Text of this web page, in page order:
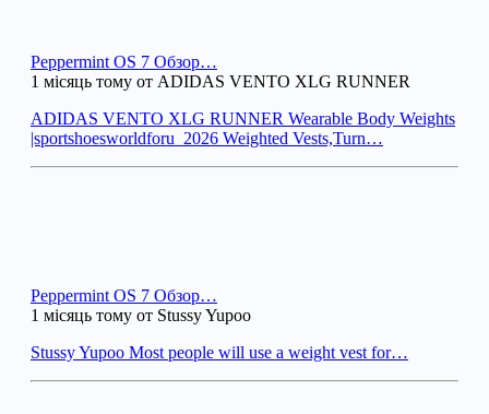
Peppermint OS 7 Обзор…
1 місяць тому от ADIDAS VENTO XLG RUNNER
ADIDAS VENTO XLG RUNNER Wearable Body Weights
|sportshoesworldforu_2026 Weighted Vests,Turn…
Peppermint OS 7 Обзор…
1 місяць тому от Stussy Yupoo
Stussy Yupoo Most people will use a weight vest for…